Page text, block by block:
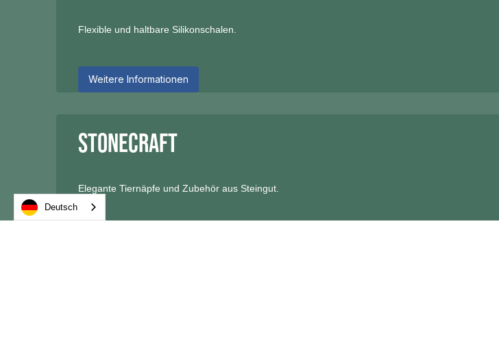
Flexible und haltbare Silikonschalen.
Weitere Informationen
Stonecraft
Elegante Tiernäpfe und Zubehör aus Steingut.
Deutsch